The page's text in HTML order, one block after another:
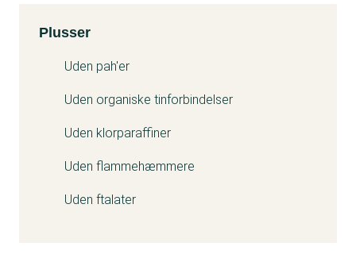
Kemitest
Plusser
Uden pah'er
Uden organiske tinforbindelser
Uden klorparaffiner
Uden flammehæmmere
Uden ftalater